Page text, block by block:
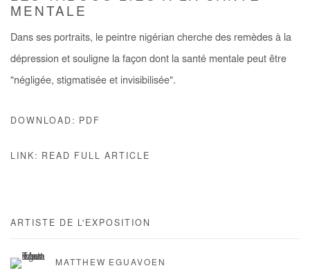
MENTALE
Dans ses portraits, le peintre nigérian cherche des remèdes à la
dépression et souligne la façon dont la santé mentale peut être
"négligée, stigmatisée et invisibilisée".
DOWNLOAD: PDF
LINK: READ FULL ARTICLE
ARTISTE DE L'EXPOSITION
MATTHEW EGUAVOEN